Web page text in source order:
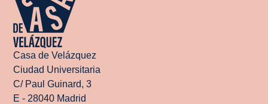
Casa de Velázquez
Ciudad Universitaria
C/ Paul Guinard, 3
E - 28040 Madrid